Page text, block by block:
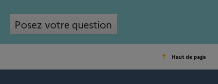
Posez votre question
Haut de page